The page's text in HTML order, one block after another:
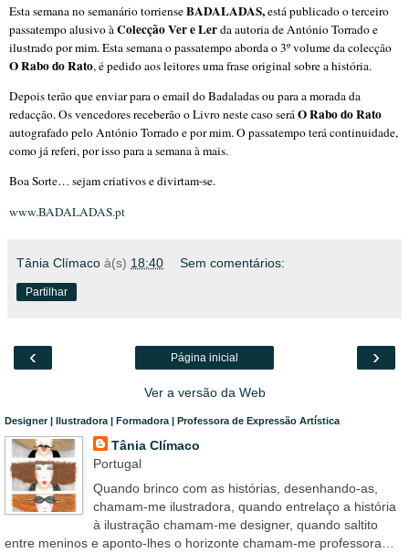
Esta semana no semanário torrienseBADALADAS,está publicado o terceiro
passatempo alusivo à Colecção Ver e Lerda autoria de António Torrado e
ilustrado por mim. Esta semana o passatempo aborda o 3º volume da colecção
O Rabo do Rato, é pedido aos leitores uma frase original sobre a história.
Depois terão que enviar para o email do Badaladas ou para a morada da
redacção. Os vencedores receberão o Livro neste caso seráO Rabo do Rato
autografado pelo António Torrado e por mim. O passatempo terá continuidade,
como já referi, por isso para a semana à mais.
Boa Sorte… sejam criativos e divirtam-se.
www.BADALADAS.pt
Tânia Clímaco à(s) 18:40 Sem comentários:
Partilhar
‹ ›
Página inicial
Ver a versão da Web
Designer | Ilustradora | Formadora | Professora de Expressão Artística
Tânia Clímaco
Portugal
Quando brinco com as histórias, desenhando-as,
chamam-me ilustradora, quando entrelaço a história
à ilustração chamam-me designer, quando saltito
entre meninos e aponto-lhes o horizonte chamam-me professora…